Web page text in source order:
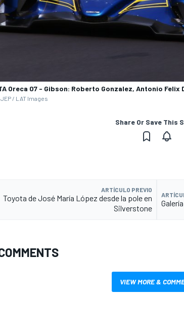
Oreca 07 - Gibson: Roberto Gonzalez, Antonio Felix
/ LAT Images
Share Or Save This
ARTÍCULO PREVIO
Toyota de José María López desde la pole en
Silverstone
VIEW MORE &